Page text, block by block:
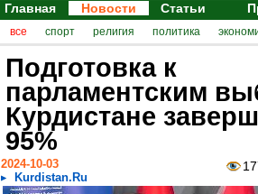
Главная Новости Статьи
все спорт религия политика
Подготовка к
парламентским
Курдистане
95%
2024-10-03
Kurdistan.Ru